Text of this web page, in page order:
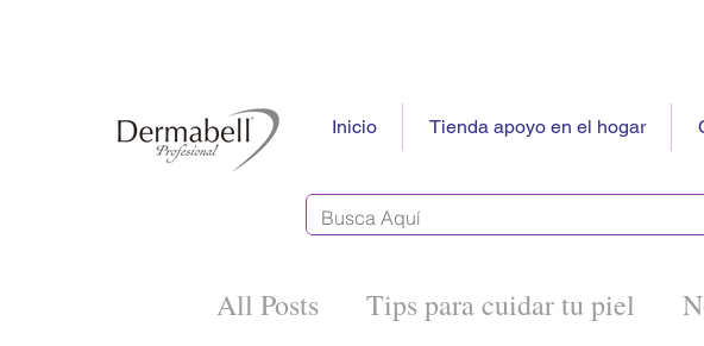
Inicio Tienda apoyo en el hogar
All Posts Tips para cuidar tu piel